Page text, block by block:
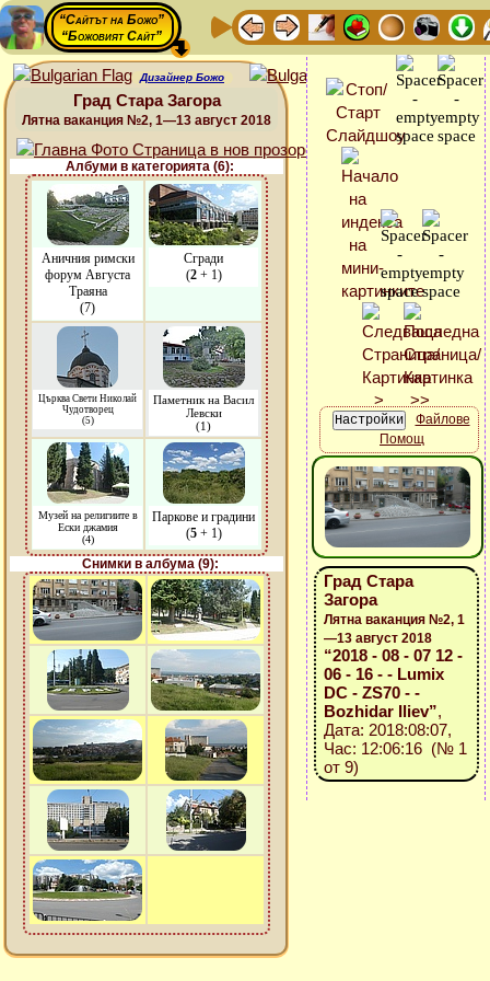
“Сайтът на Божо”
“Божовият Сайт”
Дизайнер Божо
Град Стара Загора
Лятна ваканция №2, 1—13 август 2018
Албуми в категорията (6):
Аничния римски
форум Августа
Траяна
(7)
Сгради
(2+ 1)
Църква Свети Николай
Чудотворец
(5)
Паметник на Васил
Левски
(1)
Музей на религиите в
Ески джамия
(4)
Паркове и градини
(5+ 1)
Снимки в албума (9):
Файлове
Помощ
Град Стара
Загора
Лятна ваканция №2, 1
—13 август 2018
“2018 - 08 - 07 12 -
06 - 16 - - Lumix
DC - ZS70 - -
Bozhidar Iliev”,
Дата: 2018:08:07,
Час: 12:06:16 (№ 1
от 9)